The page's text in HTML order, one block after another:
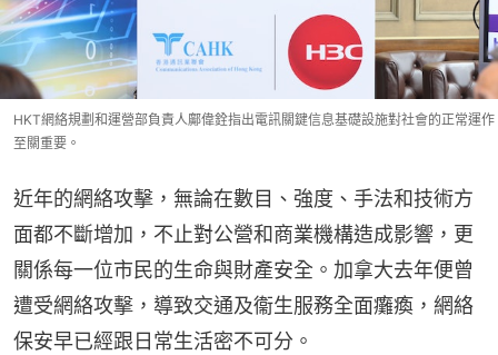
HKT網絡規劃和運營部負責人鄺偉銓指出電訊關鍵信息基礎設施對社會的正常運作
至關重要。
近年的網絡攻擊，無論在數目、強度、手法和技術方
面都不斷增加，不止對公營和商業機構造成影響，更
關係每一位市民的生命與財產安全。加拿大去年便曾
遭受網絡攻擊，導致交通及衞生服務全面癱瘓，網絡
保安早已經跟日常生活密不可分。